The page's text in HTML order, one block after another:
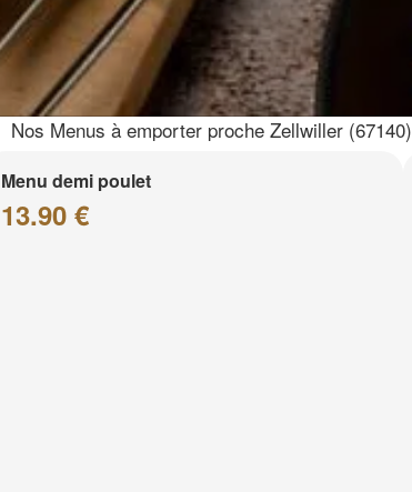
Nos Menus à emporter proche Zellwiller (67140)
Menu demi poulet
13.90 €